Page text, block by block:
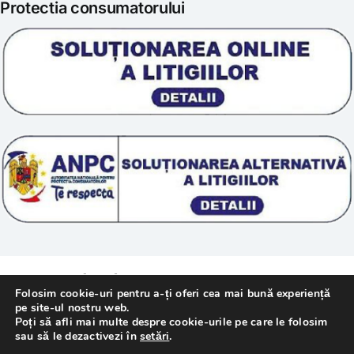
Scoala „Sanatate 5D”
Tratamente naturale
Prelucrarea datelor
Termeni si conditii
Politica cookie
Protectia consumatorului
© 2011 – [year] Fundatia Simile. Toate drepturile
rezervate.
Realizat cu de
Folosim cookie-uri pentru a-ți oferi cea mai bună experiență
pe site-ul nostru web.
Poți să afli mai multe despre cookie-urile pe care le folosim
sau să le dezactivezi în setări.